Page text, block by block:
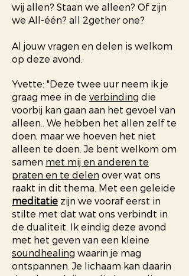
wij allen? Staan we alleen? Of zijn
we All-één? all 2gether one?
Al jouw vragen en delen is welkom
op deze avond.
Yvette: "Deze twee uur neem ik je
graag mee in de verbinding die
voorbij kan gaan aan het gevoel van
alleen.. We hebben het allen zelf te
doen, maar we hoeven het niet
alleen te doen. Je bent welkom om
samen met mij en anderen te
praten en te delen over wat ons
raakt in dit thema. Met een geleide
meditatie zijn we vooraf eerst in
stilte met dat wat ons verbindt in
de dualiteit. Ik eindig deze avond
met het geven van een kleine
soundhealing waarin je mag
ontspannen. Je lichaam kan daarin